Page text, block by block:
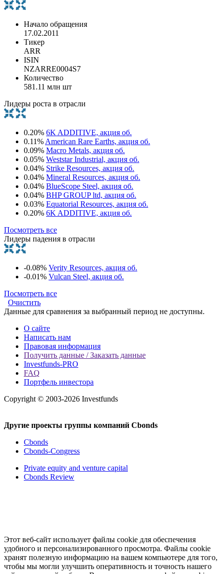
Начало обращения
17.02.2011
Тикер
ARR
ISIN
NZARRE0004S7
Количество
581.11 млн шт
Лидеры роста в отрасли
0.20% 6K ADDITIVE, акция об.
0.11% American Rare Earths, акция об.
0.09% Macro Metals, акция об.
0.05% Weststar Industrial, акция об.
0.04% Strike Resources, акция об.
0.04% Mineral Resources, акция об.
0.04% BlueScope Steel, акция об.
0.04% BHP GROUP ltd, акция об.
0.03% Equatorial Resources, акция об.
0.20% 6K ADDITIVE, акция об.
Посмотреть все
Лидеры падения в отрасли
-0.08% Verity Resources, акция об.
-0.01% Vulcan Steel, акция об.
Посмотреть все
Очистить
Данные для сравнения за выбранный период не доступны.
О сайте
Написать нам
Правовая информация
Получить данные / Заказать данные
Investfunds-PRO
FAQ
Портфель инвестора
Copyright © 2003-2026 Investfunds
Другие проекты группы компаний Cbonds
Cbonds
Cbonds-Congress
Private equity and venture capital
Cbonds Review
Этот веб-сайт использует файлы cookie для обеспечения
удобного и персонализированного просмотра. Файлы cookie
хранят полезную информацию на вашем компьютере для того,
чтобы мы могли улучшить оперативность и точность нашего